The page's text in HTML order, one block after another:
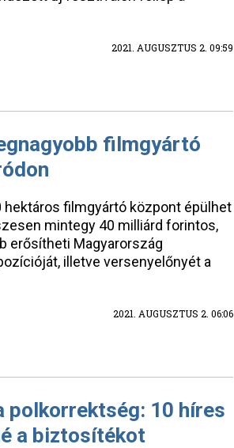
2021. AUGUSZTUS 2. 09:59
filmgyártó
filmgyártó központ épülhet
mintegy 40 milliárd forintos,
erősítheti Magyarország
illetve versenyelőnyét a
2021. AUGUSZTUS 2. 06:06
10 híres
a biztosítékot